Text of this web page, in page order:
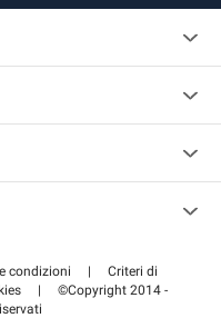
condizioni |
Criteri di
|
©Copyright 2014 -